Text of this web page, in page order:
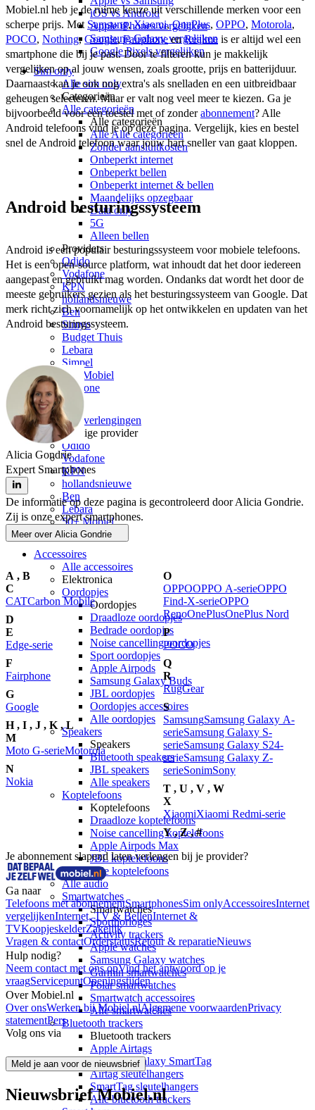
iOS vs Android
Apple iPhones vergelijken
Samsung Galaxy vergelijken
Google Pixels vergelijken
Sim only
Alle sim only
Categorieën
Alle categorieën
Alle categorieën
Alle Alle categorieën
Zonder aansluitkosten
Onbeperkt internet
Onbeperkt bellen
Onbeperkt internet & bellen
Maandelijks opzegbaar
Data only
5G
Alleen bellen
Providers
Odido
Vodafone
KPN
hollandsnieuwe
Ben
Simyo
Budget Thuis
Lebara
Simpel
50+ Mobiel
Youfone
Verlengen
Alle verlengingen
Huidige provider
Odido
Vodafone
KPN
hollandsnieuwe
Ben
Lebara
50+ Mobiel
Youfone
Accessoires
Alle accessoires
Elektronica
Oordopjes
Oordopjes
Draadloze oordopjes
Bedrade oordopjes
Noise cancelling oordopjes
Sport oordopjes
Apple Airpods
Samsung Galaxy Buds
JBL oordopjes
Oordopjes accessoires
Alle oordopjes
Speakers
Speakers
Bluetooth speakers
JBL speakers
Alle speakers
Koptelefoons
Koptelefoons
Draadloze koptelefoons
Noise cancelling koptelefoons
Apple Airpods Max
JBL koptelefoons
Alle koptelefoons
Alle audio
Smartwatches
Smartwatches
Sporthorloges
Activity trackers
Apple watches
Samsung Galaxy watches
Garmin smartwatches
Polar smartwatches
Smartwatch accessoires
Alle smartwatches
Bluetooth trackers
Bluetooth trackers
Apple Airtags
Samsung Galaxy SmartTag
Airtag sleutelhangers
SmartTag sleutelhangers
Alle bluetooth trackers
Mobiel.nl heb je de ruime keuze uit verschillende merken voor een
scherpe prijs. Met Samsung, Xiaomi, OnePlus, OPPO, Motorola
POCO, Nothing, Google, Fairphone en Realme is er altijd wel een
smartphone die bij je past. Door te filteren kun je makkelijk
vergelijken op al jouw wensen, zoals grootte, prijs en batterijduur.
Daarnaast kan je ook nog extra's als snelladen en een uitbreidbaar
geheugen selecteren. Maar er valt nog veel meer te kiezen. Ga je
bijvoorbeeld voor een toestel met of zonder abonnement? Alle
Android telefoons vind je op deze pagina. Vergelijk, kies en bestel
snel de Android telefoon waar jouw hart sneller van gaat kloppen.
Android besturingssysteem
Android is een populair besturingssysteem voor mobiele telefoons.
Het is een open-source platform, wat inhoudt dat het door iedereen
aangepast en gebruikt mag worden. Ondanks dat wordt het door de
meeste gebruikers gezien als het besturingssysteem van Google. Dat
merk richt zich voornamelijk op het ontwikkelen en updaten van het
Android besturingssysteem.
Alicia Gondrie
Expert Smartphones
De informatie op deze pagina is gecontroleerd door Alicia Gondrie.
Zij is onze expert smartphones.
Meer over Alicia Gondrie
A , B
C
CATCarbon Mobile
D
E
Edge-serie
F
Fairphone
G
Google
H, I , J , K ,L
M
Moto G-serieMotorola
N
Nokia
O
OPPOOPPO A-serieOPPO
Find-X-serieOPPO
RenoOnePlusOnePlus Nord
P
POCO
Q
R
RugGear
S
SamsungSamsung Galaxy A-
serieSamsung Galaxy S-
serieSamsung Galaxy S24-
serieSamsung Galaxy Z-
serieSonimSony
T , U , V , W
X
XiaomiXiaomi Redmi-serie
Y,Z,#
Je abonnement slapend laten verlengen bij je provider?
Ga naar
Telefoons met abonnementSmartphonesSim onlyAccessoiresInternet
vergelijkenInternet, TV & BellenInternet &
TVKoopjeskelderZakelijk
Vragen & contactOrderstatusRetour & reparatieNieuws
Hulp nodig?
Neem contact met ons opVind het antwoord op je
vraagServicepuntOpeningstijden
Over Mobiel.nl
Over onsWerken bij Mobiel.nlAlgemene voorwaardenPrivacy
statementPers
Volg ons via
Meld je aan voor de nieuwsbrief
Nieuwsbrief Mobiel.nl